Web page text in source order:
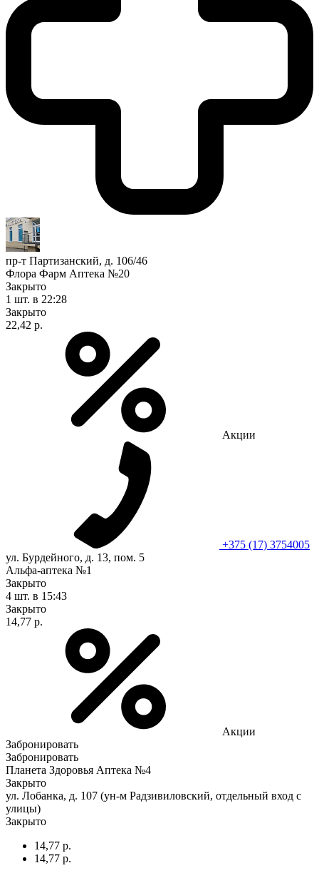
пр-т Партизанский, д. 106/46
Флора Фарм Аптека №20
Закрыто
1 шт. в 22:28
Закрыто
22,42 р.
Акции
+375 (17) 3754005
ул. Бурдейного, д. 13, пом. 5
Альфа-аптека №1
Закрыто
4 шт. в 15:43
Закрыто
14,77 р.
Акции
Забронировать
Забронировать
Планета Здоровья Аптека №4
Закрыто
ул. Лобанка, д. 107 (ун-м Радзивиловский, отдельный вход с
улицы)
Закрыто
14,77 р.
14,77 р.